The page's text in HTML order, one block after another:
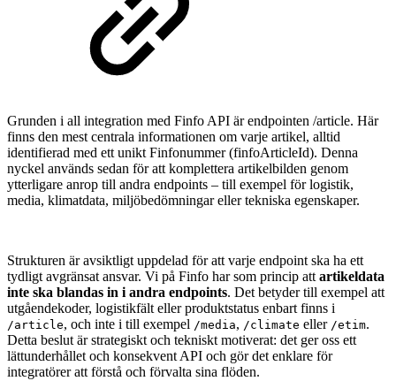
Grunden i all integration med Finfo API är endpointen /article. Här
finns den mest centrala informationen om varje artikel, alltid
identifierad med ett unikt Finfonummer (finfoArticleId). Denna
nyckel används sedan för att komplettera artikelbilden genom
ytterligare anrop till andra endpoints – till exempel för logistik,
media, klimatdata, miljöbedömningar eller tekniska egenskaper.
Strukturen är avsiktligt uppdelad för att varje endpoint ska ha ett
tydligt avgränsat ansvar. Vi på Finfo har som princip att artikeldata
inte ska blandas in i andra endpoints. Det betyder till exempel att
utgåendekoder, logistikfält eller produktstatus enbart finns i
/article, och inte i till exempel /media, /climate eller /etim.
Detta beslut är strategiskt och tekniskt motiverat: det ger oss ett
lättunderhållet och konsekvent API och gör det enklare för
integratörer att förstå och förvalta sina flöden.